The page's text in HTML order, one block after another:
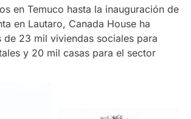
en Temuco hasta la inauguración de
en Lautaro, Canada House ha
de 23 mil viviendas sociales para
y 20 mil casas para el sector